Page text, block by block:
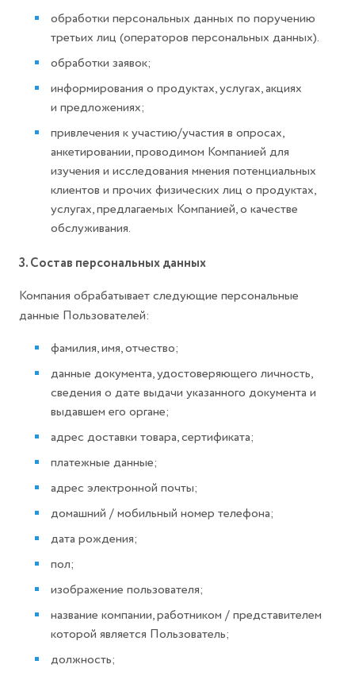
обработки персональных данных по поручению
третьих лиц (операторов персональных данных).
обработки заявок;
информирования о продуктах, услугах, акциях
и предложениях;
привлечения к участию/участия в опросах,
анкетировании, проводимом Компанией для
изучения и исследования мнения потенциальных
клиентов и прочих физических лиц о продуктах,
услугах, предлагаемых Компанией, о качестве
обслуживания.
3. Состав персональных данных
Компания обрабатывает следующие персональные
данные Пользователей:
фамилия, имя, отчество;
данные документа, удостоверяющего личность,
сведения о дате выдачи указанного документа и
выдавшем его органе;
адрес доставки товара, сертификата;
платежные данные;
адрес электронной почты;
домашний / мобильный номер телефона;
дата рождения;
пол;
изображение пользователя;
название компании, работником / представителем
которой является Пользователь;
должность;